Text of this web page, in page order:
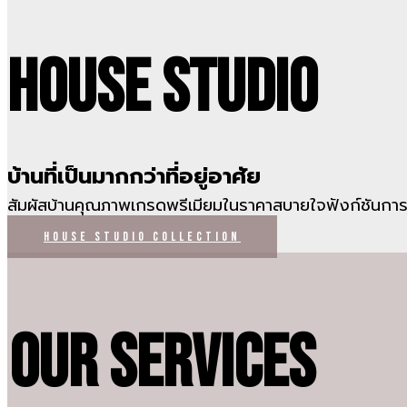
House studio
บ้านที่เป็นมากกว่าที่อยู่อาศัย
สัมผัสบ้านคุณภาพเกรดพรีเมียมในราคาสบายใจฟังก์ชันกา
HOUSE STUDIO COLLECTION
Our Services